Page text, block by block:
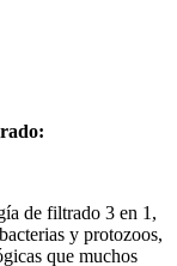
de filtrado 3 en 1,
y protozoos,
que muchos